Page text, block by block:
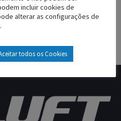
incluir cookies de
alterar as configurações de
todos os Cookies